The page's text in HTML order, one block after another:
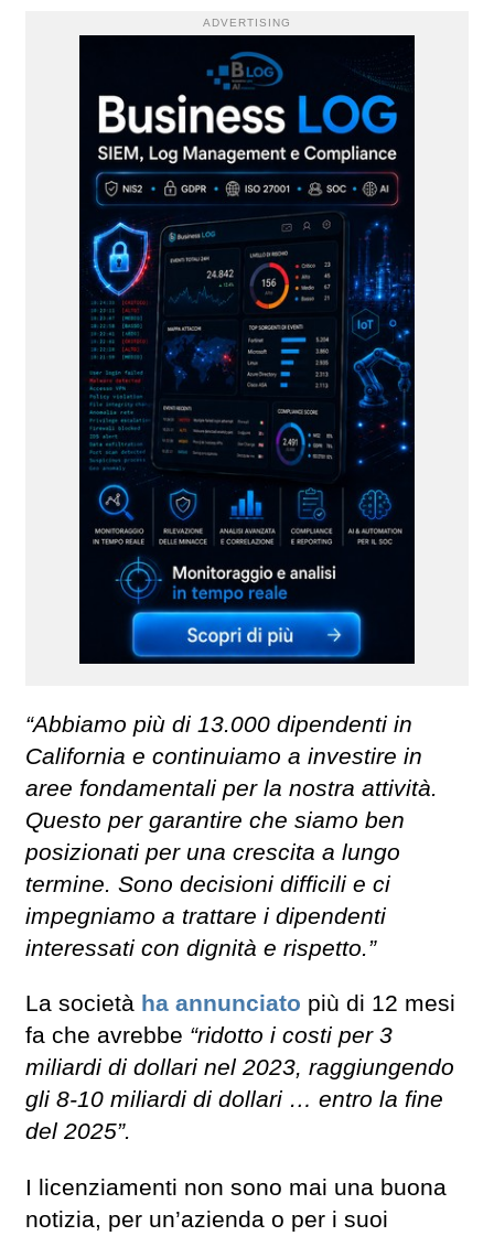
ADVERTISING
“Abbiamo più di 13.000 dipendenti in
California e continuiamo a investire in
aree fondamentali per la nostra attività.
Questo per garantire che siamo ben
posizionati per una crescita a lungo
termine. Sono decisioni difficili e ci
impegniamo a trattare i dipendenti
interessati con dignità e rispetto.”
La società ha annunciato più di 12 mesi
fa che avrebbe “ridotto i costi per 3
miliardi di dollari nel 2023, raggiungendo
gli 8-10 miliardi di dollari … entro la fine
del 2025”.
I licenziamenti non sono mai una buona
notizia, per un’azienda o per i suoi